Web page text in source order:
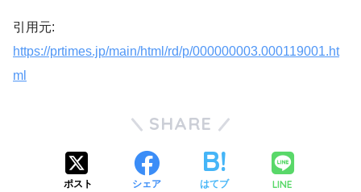
引用元:
https://prtimes.jp/main/html/rd/p/000000003.000119001.ht
ml
SHARE
ポスト シェア はてブ LINE